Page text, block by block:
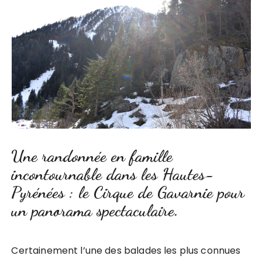
Une randonnée en famille
incontournable dans les Hautes-
Pyrénées : le Cirque de Gavarnie pour
un panorama spectaculaire.
Certainement l’une des balades les plus connues